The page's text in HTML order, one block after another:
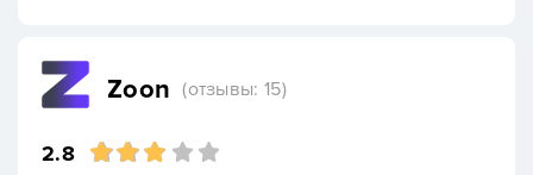
Zoon (отзывы: 15)
2.8